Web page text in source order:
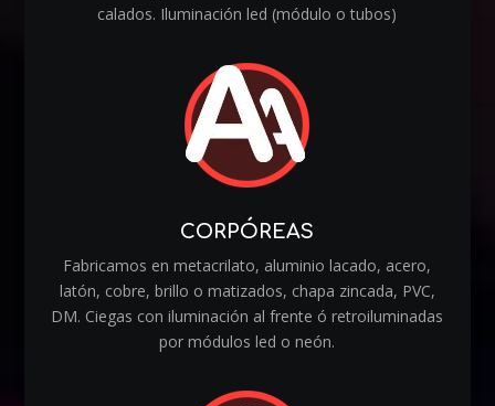
calados. Iluminación led (módulo o tubos)
CORPÓREAS
Fabricamos en metacrilato, aluminio lacado, acero,
latón, cobre, brillo o matizados, chapa zincada, PVC,
DM. Ciegas con iluminación al frente ó retroiluminadas
por módulos led o neón.